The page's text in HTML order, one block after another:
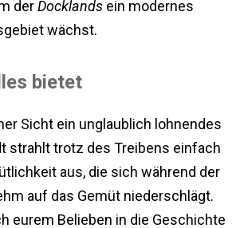
derDocklands ein modernes
wächst.
bietet
Sicht ein unglaublich lohnendes
strahlt trotz des Treibens einfach
aus, die sich während der
auf das Gemüt niederschlägt.
eurem Belieben in die Geschichte